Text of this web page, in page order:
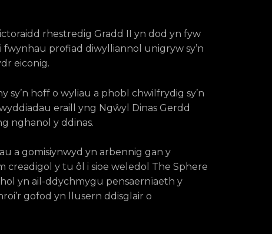
rhestredig Gradd II yn dod yn fyw
profiad diwylliannol unigryw sy’n
eiconig.
sy’n hoff o wyliau a phobl chwilfrydig sy’n
eraill yng Ngŵyl Dinas Gerdd
nghanol y ddinas.
a gomisiynwyd yn arbennig gan y
creadigol y tu ôl i sioe weledol The Sphere
yn ail-ddychmygu pensaernïaeth y
gofod yn llusern ddisglair o